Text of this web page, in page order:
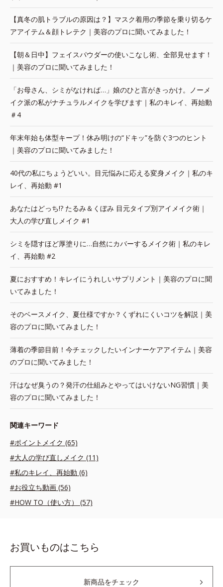
【真冬の肌トラブルの原因は？】マスク着用の季節を乗り切るケ
アアイテム＆顔トレテク｜美容のプロに聞いてみました！
【朝＆日中】フェイスパウダーの使いこなし術、全部見せます！
｜美容のプロに聞いてみました！
「お母さん、シミがなければ…」娘のひと言がきっかけ。ノーメ
イク派の私がナチュラルメイクを学びます｜私のキレイ、再始動
＃4
年末年始も体型キープ！休み明けの“ドキッ”を防ぐ3つのヒント
｜美容のプロに聞いてみました！
40代の私にちょうどいい。目元悩みに応える変身メイク｜私のキ
レイ、再始動 #1
あなたはどっち!? たるみ＆くぼみ 目元タイプ別アイメイク術｜
大人の学び直しメイク #1
シミを隠すほど厚塗りに…自然にカバーするメイク術｜私のキレ
イ、再始動 #2
夏におすすめ！キレイにうれしいサプリメント｜美容のプロに聞
いてみました！
そのベースメイク、夏仕様ですか？くずれにくいコツを解説｜美
容のプロに聞いてみました！
薄着の季節目前！今チェックしたいインナーケアアイテム｜美容
のプロに聞いてみました！
汗はなぜ臭うの？発汗の仕組みとやってはいけないNG習慣｜美
容のプロに聞いてみました！
関連キーワード
#ポイントメイク (65)
#大人の学び直しメイク (11)
#私のキレイ、再始動 (6)
#お役立ち動画 (56)
#HOW TO（使い方） (57)
お買いものはこちら
新商品をチェック